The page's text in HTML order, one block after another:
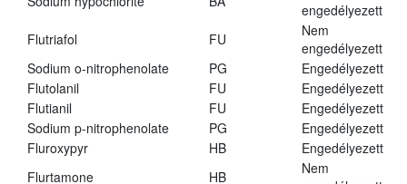
engedélyezett
Flutriafol
FU
Nem
engedélyezett
Sodium o-nitrophenolate
PG
Engedélyezett
Flutolanil
FU
Engedélyezett
Flutianil
FU
Engedélyezett
Sodium p-nitrophenolate
PG
Engedélyezett
Fluroxypyr
HB
Engedélyezett
Flurtamone
HB
Nem